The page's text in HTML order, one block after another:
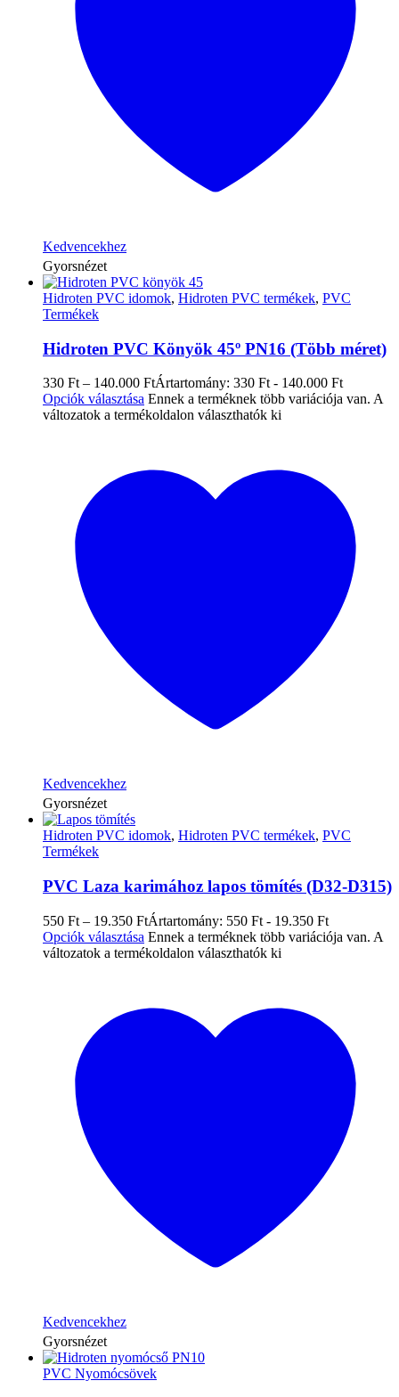
Kedvencekhez
Gyorsnézet
Hidroten PVC idomok, Hidroten PVC termékek, PVC
Termékek
Hidroten PVC Könyök 45º PN16 (Több méret)
330 Ft – 140.000 FtÁrtartomány: 330 Ft - 140.000 Ft
Opciók választása Ennek a terméknek több variációja van. A
változatok a termékoldalon választhatók ki
Kedvencekhez
Gyorsnézet
Hidroten PVC idomok, Hidroten PVC termékek, PVC
Termékek
PVC Laza karimához lapos tömítés (D32-D315)
550 Ft – 19.350 FtÁrtartomány: 550 Ft - 19.350 Ft
Opciók választása Ennek a terméknek több variációja van. A
változatok a termékoldalon választhatók ki
Kedvencekhez
Gyorsnézet
PVC Nyomócsövek